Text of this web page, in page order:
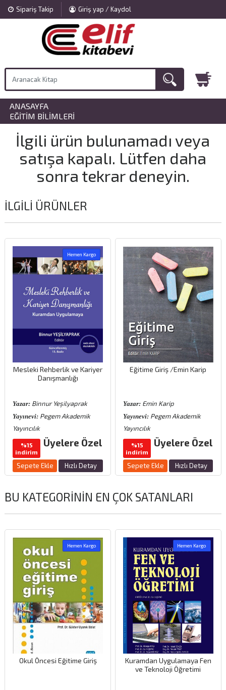
Sipariş Takip Giriş yap / Kaydol
ANASAYFA
EĞITIM BILIMLERI
İlgili ürün bulunamadı veya
satışa kapalı. Lütfen daha
sonra tekrar deneyin.
İLGILI ÜRÜNLER
Hemen Kargo
Mesleki Rehberlik ve Kariyer
Danışmanlığı
Yazar: Binnur Yeşilyaprak
Yayınevi: Pegem Akademik
Yayıncılık
%15
indirim
Üyelere Özel
Sepete Ekle Hızlı Detay
Eğitime Giriş /Emin Karip
Yazar: Emin Karip
Yayınevi: Pegem Akademik
Yayıncılık
%15
indirim
Üyelere Özel
Sepete Ekle Hızlı Detay
BU KATEGORININ EN ÇOK SATANLARI
Hemen Kargo
Okul Öncesi Eğitime Giriş
Hemen Kargo
Kuramdan Uygulamaya Fen
ve Teknoloji Öğretimi